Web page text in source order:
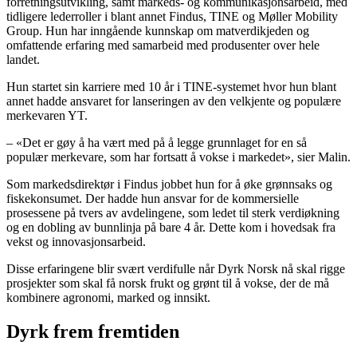
tidligere lederroller i blant annet Findus, TINE og Møller Mobility
Group. Hun har inngående kunnskap om matverdikjeden og
omfattende erfaring med samarbeid med produsenter over hele
landet.
Hun startet sin karriere med 10 år i TINE-systemet hvor hun blant
annet hadde ansvaret for lanseringen av den velkjente og populære
merkevaren YT.
– «Det er gøy å ha vært med på å legge grunnlaget for en så
populær merkevare, som har fortsatt å vokse i markedet», sier Malin.
Som markedsdirektør i Findus jobbet hun for å øke grønnsaks og
fiskekonsumet. Der hadde hun ansvar for de kommersielle
prosessene på tvers av avdelingene, som ledet til sterk verdiøkning
og en dobling av bunnlinja på bare 4 år. Dette kom i hovedsak fra
vekst og innovasjonsarbeid.
Disse erfaringene blir svært verdifulle når Dyrk Norsk nå skal rigge
prosjekter som skal få norsk frukt og grønt til å vokse, der de må
kombinere agronomi, marked og innsikt.
Dyrk frem fremtiden